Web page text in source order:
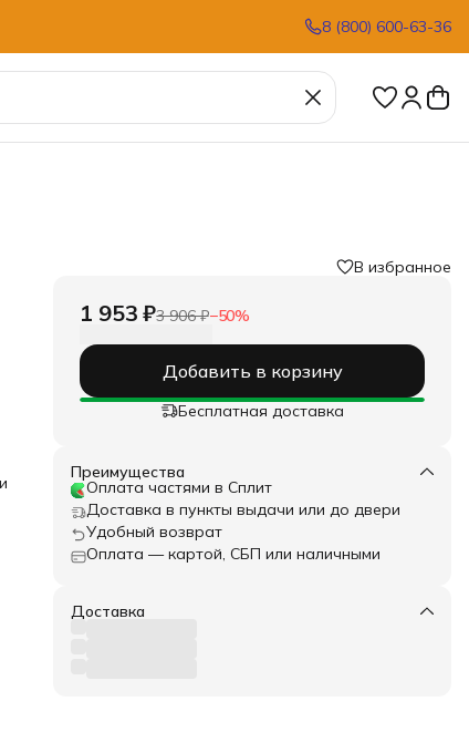
8 (800) 600-63-36
В избранное
1 953 ₽3 906 ₽−50%
Добавить в корзину
Бесплатная доставка
Преимущества
Оплата частями в Сплит
Доставка в пункты выдачи или до двери
Удобный возврат
Оплата — картой, СБП или наличными
Доставка